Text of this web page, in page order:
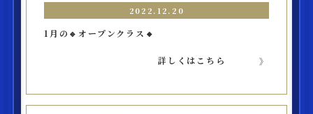
2022.12.20
1月の🔹オープンクラス🔸
詳しくはこちら